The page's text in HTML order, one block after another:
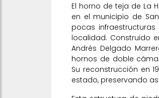
El horno de teja de La
en el municipio de
pocas
localidad. Construido
Andrés Delgado
hornos de doble
Su reconstrucción en
estado, preservando